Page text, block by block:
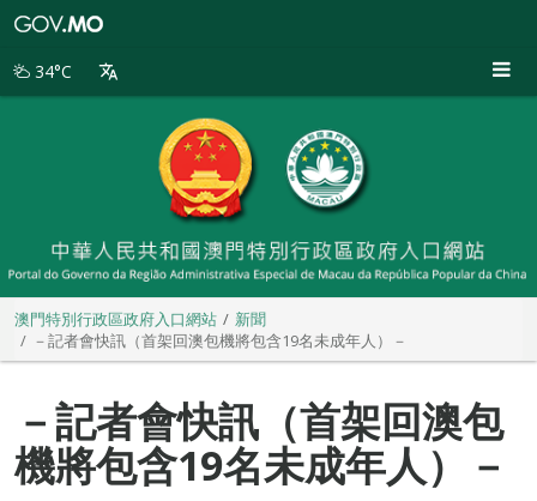
別
34°C
澳門特別行政區政府入口網站
新聞
－記者會快訊（首架回澳包機將包含19名未成年人）－
－記者會快訊（首架回澳包
機將包含19名未成年人）－